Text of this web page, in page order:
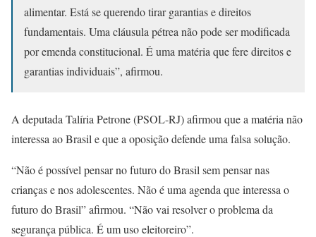
alimentar. Está se querendo tirar garantias e direitos
fundamentais. Uma cláusula pétrea não pode ser modificada
por emenda constitucional. É uma matéria que fere direitos e
garantias individuais”, afirmou.
A deputada Talíria Petrone (PSOL-RJ) afirmou que a matéria não
interessa ao Brasil e que a oposição defende uma falsa solução.
“Não é possível pensar no futuro do Brasil sem pensar nas
crianças e nos adolescentes. Não é uma agenda que interessa o
futuro do Brasil” afirmou. “Não vai resolver o problema da
segurança pública. É um uso eleitoreiro”.